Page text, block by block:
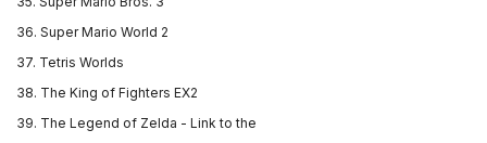
36. Super Mario World 2
37. Tetris Worlds
38. The King of Fighters EX2
39. The Legend of Zelda - Link to the